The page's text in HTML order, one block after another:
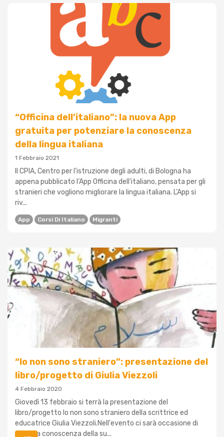
“Officina dell’italiano”: la nuova App
gratuita per potenziare la conoscenza
della lingua italiana
1 Febbraio 2021
Il CPIA, Centro per l’istruzione degli adulti, di Bologna ha
appena pubblicato l’App Officina dell’italiano, pensata per gli
stranieri che vogliono migliorare la lingua italiana. L’App si
riv...
App Corsi Di Italiano Migranti
“Io non sono straniero”: presentazione del
libro/progetto di Giulia Viezzoli
4 Febbraio 2020
Giovedì 13 febbraio si terrà la presentazione del
libro/progetto Io non sono straniero della scrittrice ed
educatrice Giulia Viezzoli.Nell'evento ci sarà occasione di
venire a conoscenza della su...